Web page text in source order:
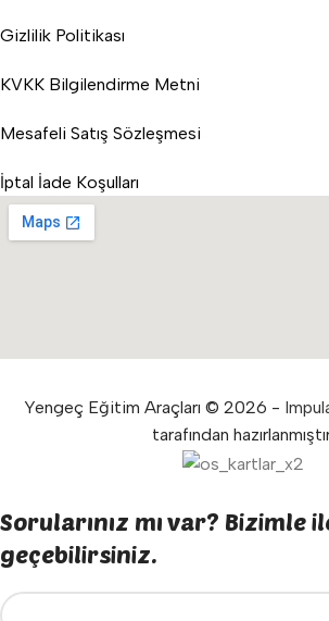
Gizlilik Politikası
KVKK Bilgilendirme Metni
Mesafeli Satış Sözleşmesi
İptal İade Koşulları
Yengeç Eğitim Araçları © 2026 -
tarafından
Sorularınız mı var? Bizimle
geçebilirsiniz.